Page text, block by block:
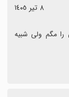
٨ تیر ١٤٠٥